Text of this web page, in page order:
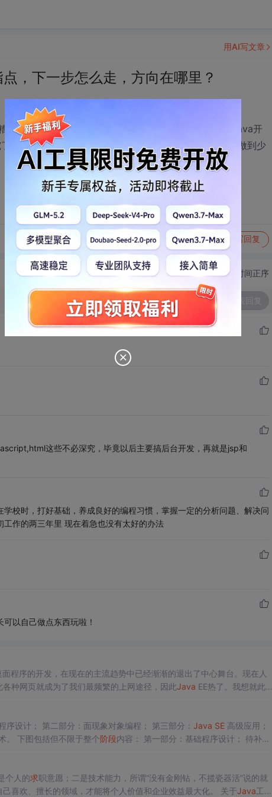
，下一步怎么走，方向在哪里？
的课程开了一大堆，到头来什么都没学好，想好要从事java开
一遍，想问下前辈们的学习路线是怎么样的？如何才能做到少
转发到动态 举报 写回复
用AI写文章
切换为时间正序
这些不必深究，毕竟以后主要搞后台开发，再就是jsp和
校时，打好基础，养成良好的编程习惯，掌握一定的分析问题、解决问
作的两三年里 现在着急也没有太好的办法
以自己做点东西玩啦！
程序的开发，在现在的主流趋势中已经渐渐的退出了中心舞台。现在人
种网页就成为了我们最频繁的上网途径，因此Java EE热了。我想就此分
序设计； 第二部分：面现象对象编程； 第三部分： Java SE高级应用；
。 下图包括但不限于整个阶段内容： 第一部分：基础程序设计； 待补
个人的求职意愿；二是技术能力，所谓“没有金刚钻，不揽瓷器活”说的就
是这个道理。职位永远同个人业务能力相匹配，同样，只有在自己喜欢、擅长的领域，才能将个人价值和企业效益最大化。 关于Java工作